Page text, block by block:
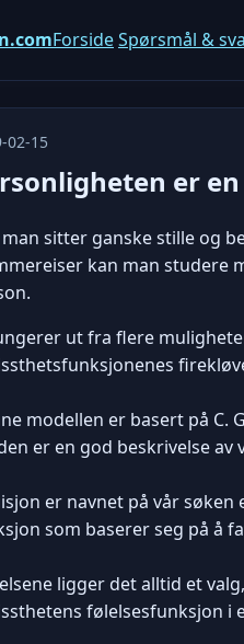
ForsideSpørsmål &
02-15
er
sitter ganske stille og
kan man studere
ut fra flere
modellen er basert på C.
er en god beskrivelse
er navnet på vår
som baserer seg på å
ligger det alltid et
følelsesfunksjon i